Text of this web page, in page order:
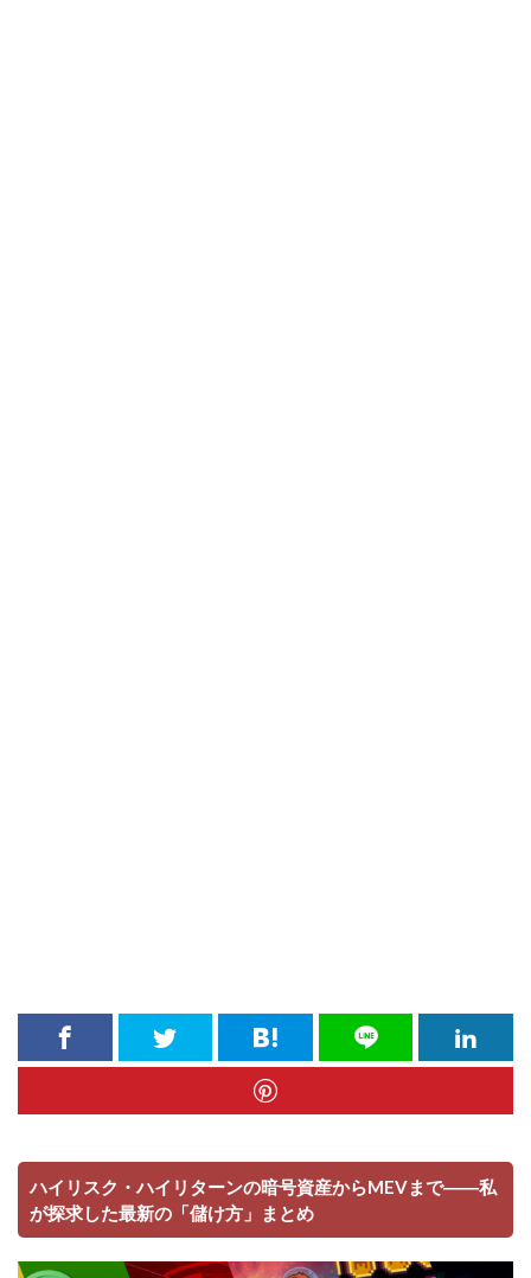
ハイリスク・ハイリターンの暗号資産からMEVまで――私
が探求した最新の「儲け方」まとめ